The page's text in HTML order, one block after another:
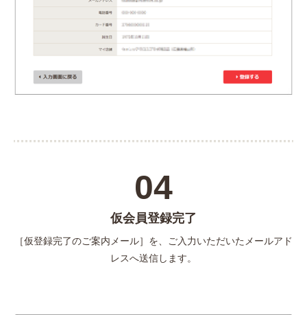
04
仮会員登録完了
［仮登録完了のご案内メール］を、ご入力いただいたメールアド
レスへ送信します。